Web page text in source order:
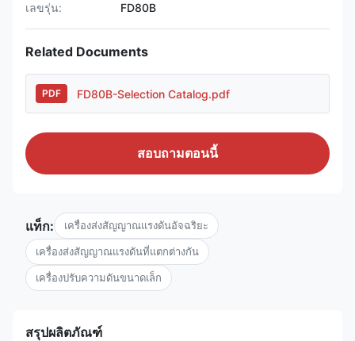
เลขรุ่น:
FD80B
Related Documents
PDF FD80B-Selection Catalog.pdf
สอบถามตอนนี้
แท็ก: เครื่องส่งสัญญาณแรงดันอัจฉริยะ
เครื่องส่งสัญญาณแรงดันที่แตกต่างกัน
เครื่องปรับความดันขนาดเล็ก
สรุปผลิตภัณฑ์